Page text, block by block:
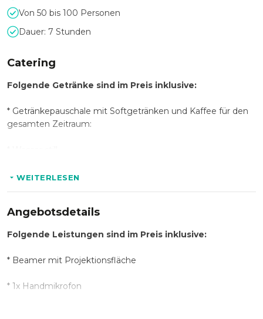
Von 50 bis 100 Personen
Dauer: 7 Stunden
Catering
Folgende Getränke sind im Preis inklusive:
* Getränkepauschale mit Softgetränken und Kaffee für den
gesamten Zeitraum:
* Wasser sprudel
WEITERLESEN
Angebotsdetails
Folgende Leistungen sind im Preis inklusive:
* Beamer mit Projektionsfläche
* 1x Handmikrofon